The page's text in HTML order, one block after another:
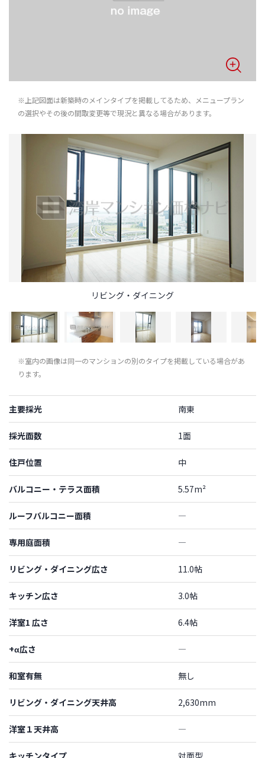
※上記図面は新築時のメインタイプを掲載してるため、メニュープラン
の選択やその後の間取変更等で現況と異なる場合があります。
リビング・ダイニング
※室内の画像は同一のマンションの別のタイプを掲載している場合があ
ります。
主要採光 南東
採光面数 1面
住戸位置 中
バルコニー・テラス面積 5.57m²
ルーフバルコニー面積 ―
専用庭面積 ―
リビング・ダイニング広さ 11.0帖
キッチン広さ 3.0帖
洋室1 広さ 6.4帖
+α広さ ―
和室有無 無し
リビング・ダイニング天井高 2,630mm
洋室１天井高 ―